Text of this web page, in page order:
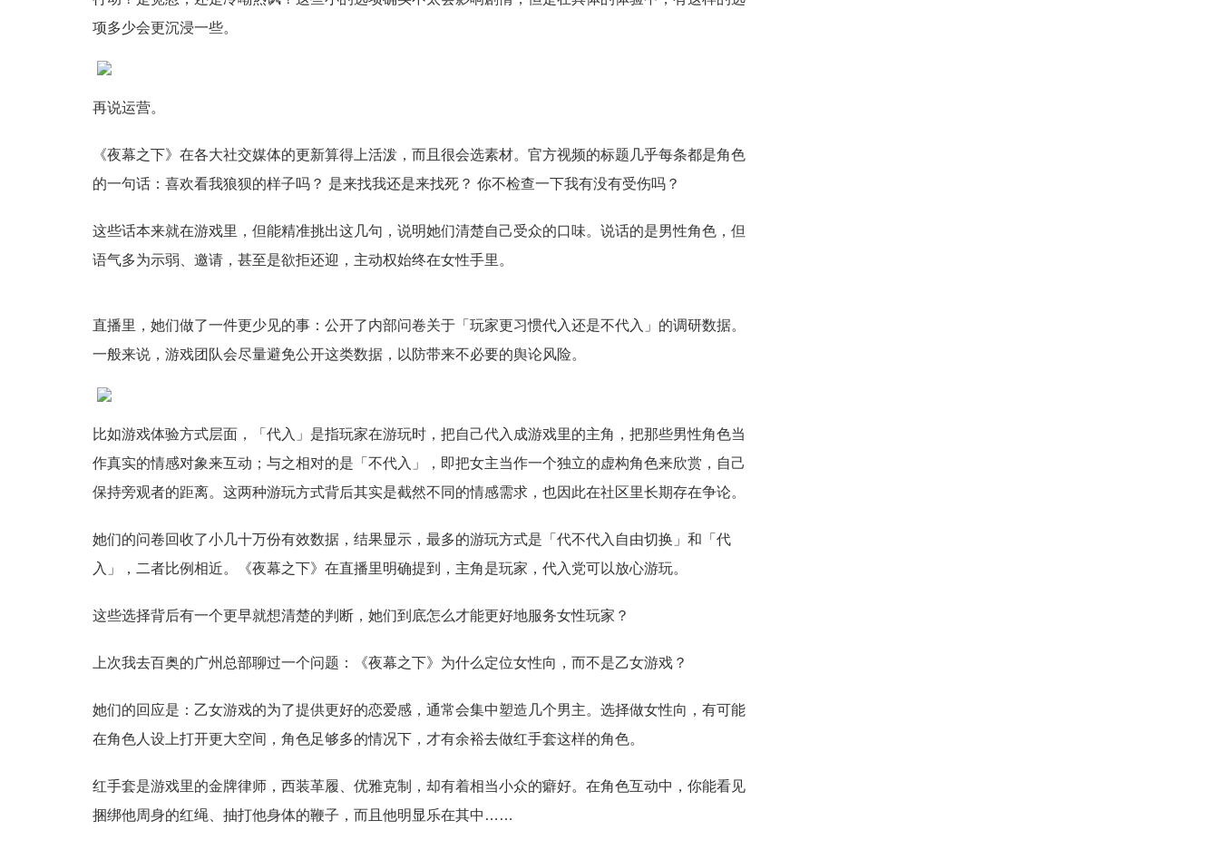
项多少会更沉浸一些。
再说运营。
《夜幕之下》在各大社交媒体的更新算得上活泼，而且很会选素材。官方视频的标题几乎每条都是角色
的一句话：喜欢看我狼狈的样子吗？ 是来找我还是来找死？ 你不检查一下我有没有受伤吗？
这些话本来就在游戏里，但能精准挑出这几句，说明她们清楚自己受众的口味。说话的是男性角色，但
语气多为示弱、邀请，甚至是欲拒还迎，主动权始终在女性手里。
直播里，她们做了一件更少见的事：公开了内部问卷关于「玩家更习惯代入还是不代入」的调研数据。
一般来说，游戏团队会尽量避免公开这类数据，以防带来不必要的舆论风险。
比如游戏体验方式层面，「代入」是指玩家在游玩时，把自己代入成游戏里的主角，把那些男性角色当
作真实的情感对象来互动；与之相对的是「不代入」，即把女主当作一个独立的虚构角色来欣赏，自己
保持旁观者的距离。这两种游玩方式背后其实是截然不同的情感需求，也因此在社区里长期存在争论。
她们的问卷回收了小几十万份有效数据，结果显示，最多的游玩方式是「代不代入自由切换」和「代
入」，二者比例相近。《夜幕之下》在直播里明确提到，主角是玩家，代入党可以放心游玩。
这些选择背后有一个更早就想清楚的判断，她们到底怎么才能更好地服务女性玩家？
上次我去百奥的广州总部聊过一个问题：《夜幕之下》为什么定位女性向，而不是乙女游戏？
她们的回应是：乙女游戏的为了提供更好的恋爱感，通常会集中塑造几个男主。选择做女性向，有可能
在角色人设上打开更大空间，角色足够多的情况下，才有余裕去做红手套这样的角色。
红手套是游戏里的金牌律师，西装革履、优雅克制，却有着相当小众的癖好。在角色互动中，你能看见
捆绑他周身的红绳、抽打他身体的鞭子，而且他明显乐在其中……